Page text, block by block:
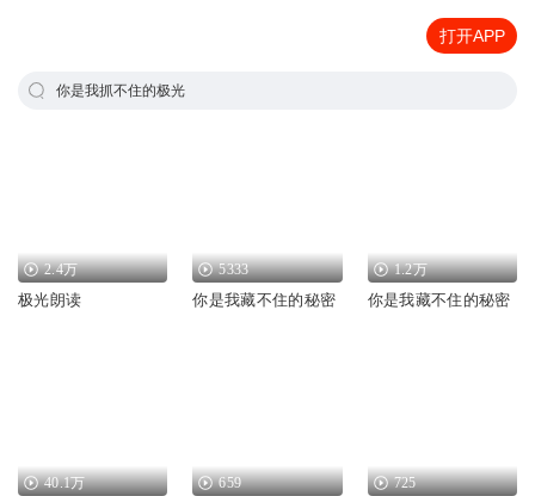
打开APP
你是我抓不住的极光
2.4万
极光朗读
5333
你是我藏不住的秘密
1.2万
你是我藏不住的秘密
40.1万 659 725